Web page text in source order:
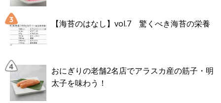
【海苔のはなし】vol.7 驚くべき海苔の栄養
おにぎりの老舗2名店でアラスカ産の筋子・明
太子を味わう！